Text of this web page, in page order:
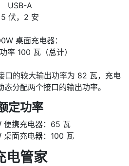
USB-A
5 伏，2 安
桌面充电器：
率 100 瓦（总计）
口的较大输出功率为 82 瓦，充电
分配两个接口的输出功率。
定功率
便携充电器：65 瓦
桌面充电器：100 瓦
电管家